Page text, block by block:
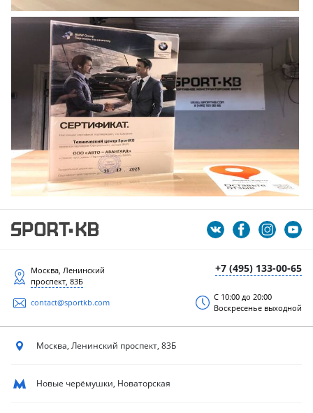
+7 (495) 133-00-65
Москва, Ленинский
проспект, 83Б
contact@sportkb.com
С 10:00 до 20:00
Воскресенье выходной
Москва, Ленинский проспект, 83Б
Новые черёмушки, Новаторская